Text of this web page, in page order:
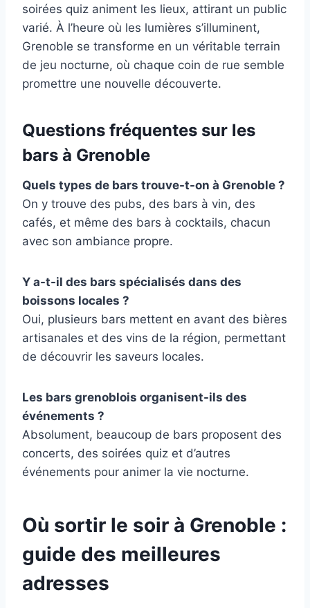
soirées quiz animent les lieux, attirant un public
varié. À l’heure où les lumières s’illuminent,
Grenoble se transforme en un véritable terrain
de jeu nocturne, où chaque coin de rue semble
promettre une nouvelle découverte.
Questions fréquentes sur les
bars à Grenoble
Quels types de bars trouve-t-on à Grenoble ?
On y trouve des pubs, des bars à vin, des
cafés, et même des bars à cocktails, chacun
avec son ambiance propre.
Y a-t-il des bars spécialisés dans des
boissons locales ?
Oui, plusieurs bars mettent en avant des bières
artisanales et des vins de la région, permettant
de découvrir les saveurs locales.
Les bars grenoblois organisent-ils des
événements ?
Absolument, beaucoup de bars proposent des
concerts, des soirées quiz et d’autres
événements pour animer la vie nocturne.
Où sortir le soir à Grenoble :
guide des meilleures
adresses